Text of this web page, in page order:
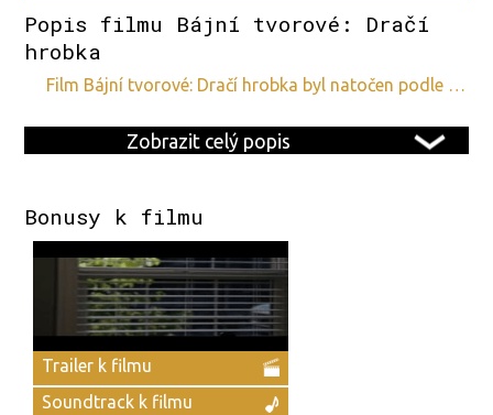
Popis filmu Bájní tvorové: Dračí
hrobka
film Bájní tvorové: Dračí hrobka byl natočen podle …
Zobrazit celý popis
Bonusy k filmu
Trailer k filmu
Soundtrack k filmu